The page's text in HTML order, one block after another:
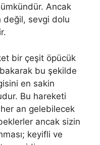
Ancak
değil, sevgi dolu
bir çeşit öpücük
bu şekilde
en sakin
Bu hareketi
an gelebilecek
ancak sizin
keyifli ve